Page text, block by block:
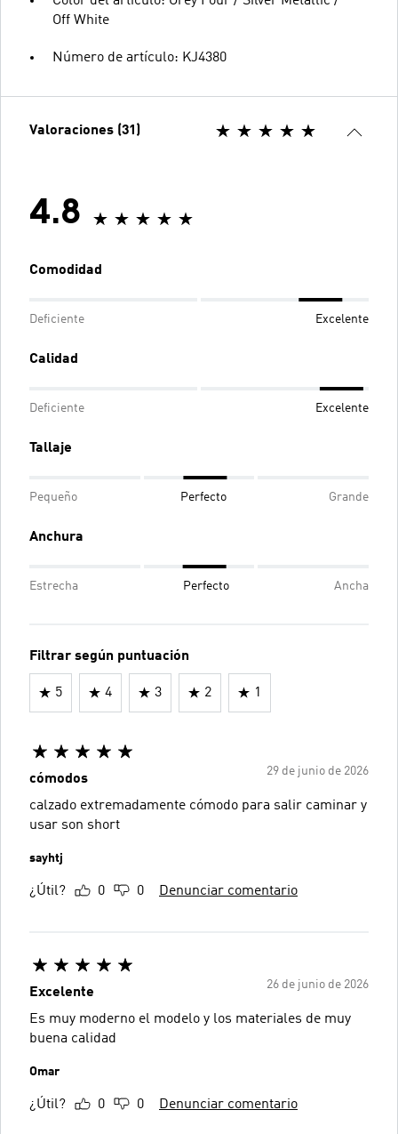
Off White
Número de artículo: KJ4380
Valoraciones (31)
4.8
Comodidad
Deficiente Excelente
Calidad
Deficiente Excelente
Tallaje
Pequeño Perfecto Grande
Anchura
Estrecha Perfecto Ancha
Filtrar según puntuación
5 4 3 2 1
29 de junio de 2026
cómodos
calzado extremadamente cómodo para salir caminar y
usar son short
sayhtj
¿Útil? 0 0 Denunciar comentario
26 de junio de 2026
Excelente
Es muy moderno el modelo y los materiales de muy
buena calidad
Omar
¿Útil? 0 0 Denunciar comentario